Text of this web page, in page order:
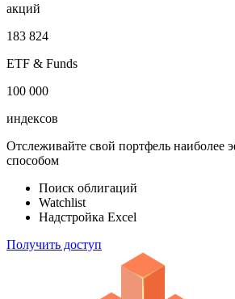
акций
183 824
ETF & Funds
100 000
индексов
Отслеживайте свой портфель наиболее
способом
Поиск облигаций
Watchlist
Надстройка Excel
Получить доступ